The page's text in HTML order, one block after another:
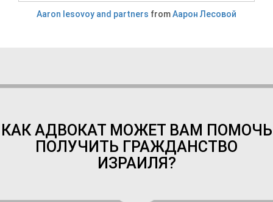
Aaron lesovoy and partners fromАарон Лесовой
КАК АДВОКАТ МОЖЕТ ВАМ ПОМОЧЬ
ПОЛУЧИТЬ ГРАЖДАНСТВО
ИЗРАИЛЯ?